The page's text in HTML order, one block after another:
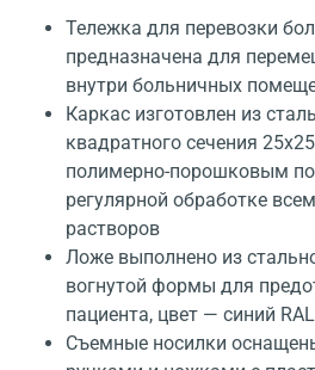
Тележка для перевозки
предназначена для
внутри больничных
Каркас изготовлен из
квадратного сечения
полимерно-порошковым
регулярной обработке
растворов
Ложе выполнено из
вогнутой формы для
пациента, цвет — синий
Съемные носилки